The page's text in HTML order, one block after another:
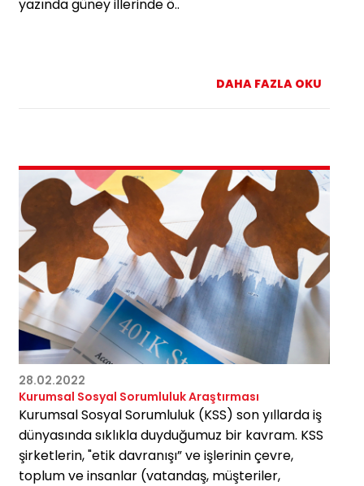
yazında güney illerinde ö..
DAHA FAZLA OKU
28.02.2022
Kurumsal Sosyal Sorumluluk Araştırması
Kurumsal Sosyal Sorumluluk (KSS) son yıllarda iş
dünyasında sıklıkla duyduğumuz bir kavram. KSS
şirketlerin, "etik davranışı” ve işlerinin çevre,
toplum ve insanlar (vatandaş, müşteriler,